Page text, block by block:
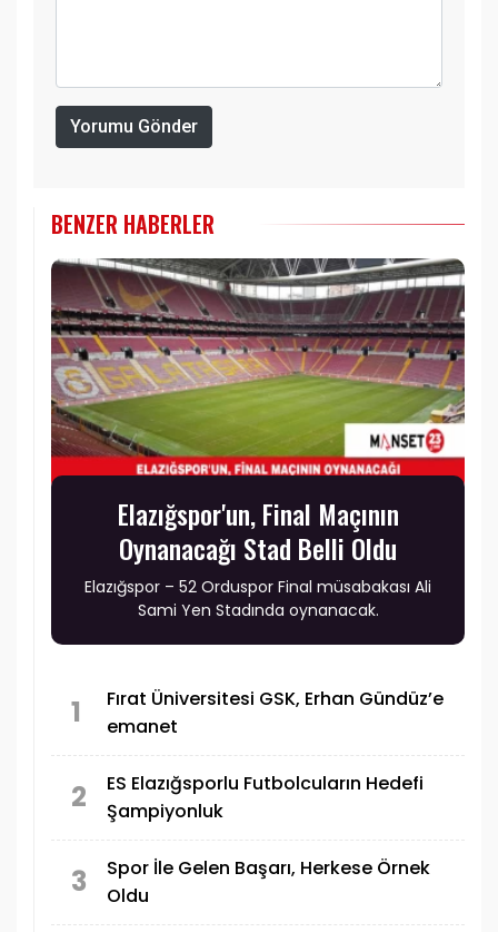
Yorumu Gönder
BENZER HABERLER
Elazığspor'un, Final Maçının
Oynanacağı Stad Belli Oldu
Elazığspor – 52 Orduspor Final müsabakası Ali
Sami Yen Stadında oynanacak.
1
Fırat Üniversitesi GSK, Erhan Gündüz’e
emanet
2
ES Elazığsporlu Futbolcuların Hedefi
Şampiyonluk
3
Spor İle Gelen Başarı, Herkese Örnek
Oldu